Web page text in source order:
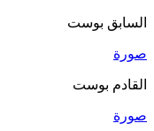
السابق بوست
صورة
القادم بوست
صورة